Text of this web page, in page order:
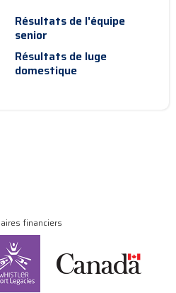
Résultats de l'équipe
senior
Résultats de luge
domestique
financiers